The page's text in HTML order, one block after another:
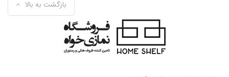
بازگشت به بالا